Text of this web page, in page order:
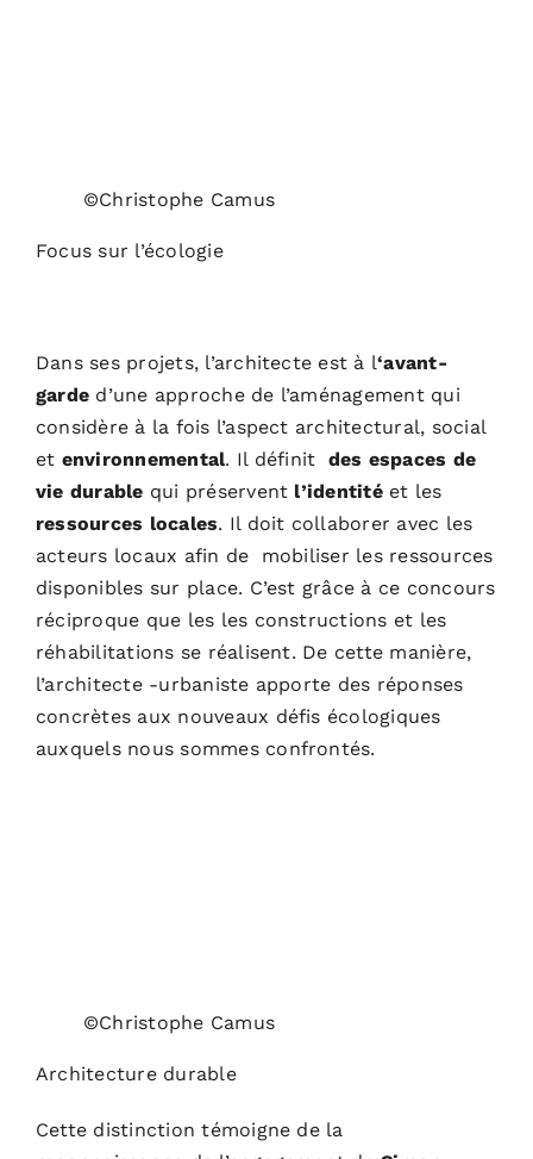
©Christophe Camus
Focus sur l’écologie
Dans ses projets, l’architecte est à l‘avant-
garde d’une approche de l’aménagement qui
considère à la fois l’aspect architectural, social
et environnemental. Il définit des espaces de
vie durable qui préservent l’identité et les
ressources locales. Il doit collaborer avec les
acteurs locaux afin de mobiliser les ressources
disponibles sur place. C’est grâce à ce concours
réciproque que les les constructions et les
réhabilitations se réalisent. De cette manière,
l’architecte -urbaniste apporte des réponses
concrètes aux nouveaux défis écologiques
auxquels nous sommes confrontés.
©Christophe Camus
Architecture durable
Cette distinction témoigne de la